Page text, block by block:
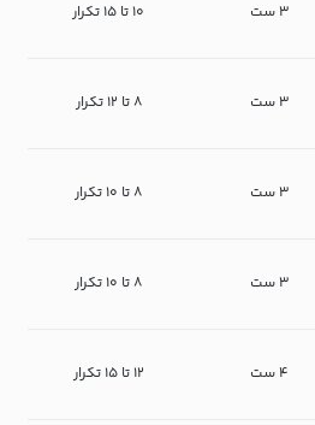
۳ ست ۱۰ تا ۱۵ تکرار
۳ ست ۸ تا ۱۲ تکرار
۳ ست ۸ تا ۱۰ تکرار
۳ ست ۸ تا ۱۰ تکرار
۴ ست ۱۲ تا ۱۵ تکرار